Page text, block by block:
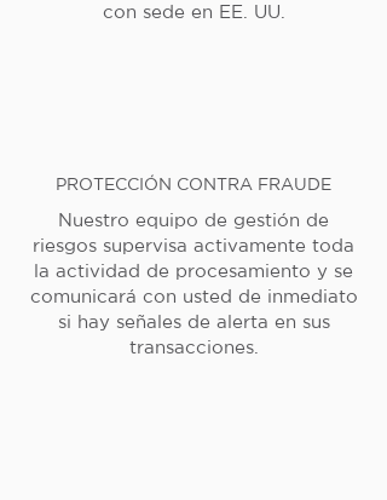
con sede en EE. UU.
PROTECCIÓN CONTRA FRAUDE
Nuestro equipo de gestión de
riesgos supervisa activamente toda
la actividad de procesamiento y se
comunicará con usted de inmediato
si hay señales de alerta en sus
transacciones.